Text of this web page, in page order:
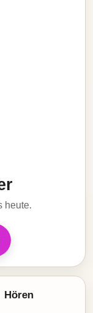
heute.
Hören